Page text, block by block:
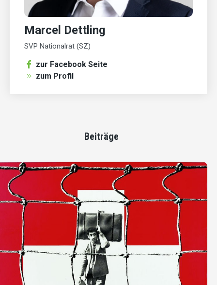
Marcel Dettling
SVP Nationalrat (SZ)
zur Facebook Seite
zum Profil
Beiträge